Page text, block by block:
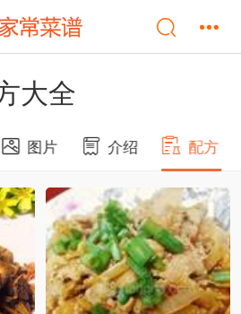
大全
图片 介绍 配方